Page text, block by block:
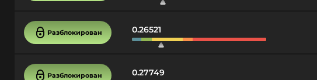
Разблокирован 0.26521
Разблокирован 0.27749